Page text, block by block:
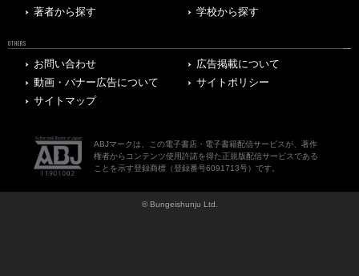
著者から探す
学校から探す
OTHERS
お問い合わせ
広告掲載について
動画・バナー広告について
サイトポリシー
サイトマップ
ABJマークは、この電子書店・電子書籍配信サービスが、著作
権者からコンテンツ使用許諾を得た正規版配信サービスである
ことを示す登録商標（登録番号6091713号）です。
© Bungeishunju Ltd.